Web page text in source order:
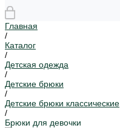
Главная
/
Каталог
/
Детская одежда
/
Детские брюки
/
Детские брюки классические
/
Брюки для девочки